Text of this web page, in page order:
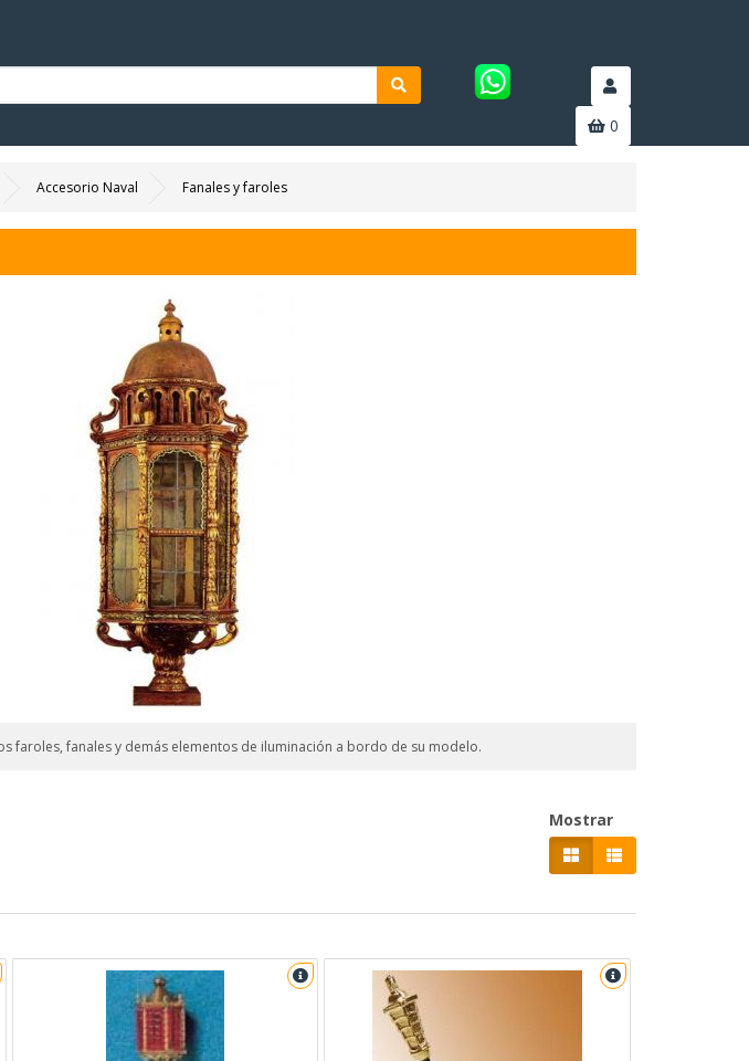
0
Accesorio Naval Fanales y faroles
faroles, fanales y demás elementos de iluminación a bordo de su modelo.
Mostrar